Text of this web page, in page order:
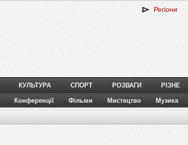
Регіони
КУЛЬТУРА СПОРТ РОЗВАГИ РІЗНЕ
Конференції Фільми Мистецтво Музика